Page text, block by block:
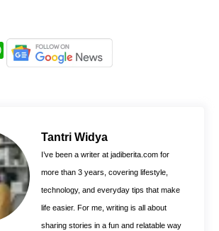
W
h
A
p
p
Tantri Widya
I’ve been a writer at jadiberita.com for
more than 3 years, covering lifestyle,
technology, and everyday tips that make
life easier. For me, writing is all about
sharing stories in a fun and relatable way